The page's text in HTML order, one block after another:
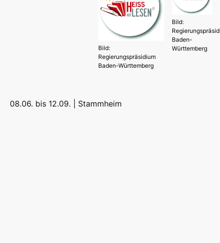
Bild:
Baden-
Württemberg
Bild:
Regierungspräsidium
Baden-Württemberg
08.06. bis 12.09. | Stammheim